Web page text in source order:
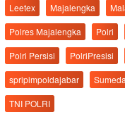
Leetex
Majalengka
Polres Majalengka
Polri
Polri Persisi
PolriPresisi
spripimpoldajabar
TNI POLRI